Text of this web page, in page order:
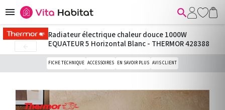
 
Radiateur électrique chaleur douce 1000W
EQUATEUR 5 Horizontal Blanc - THERMOR 428388
FICHE TECHNIQUE ACCESSOIRES EN SAVOIR PLUS AVIS CLIENT